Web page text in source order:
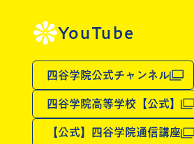
YouTube
四谷学院公式チャンネル
四谷学院高等学校【公式】
【公式】四谷学院通信講座